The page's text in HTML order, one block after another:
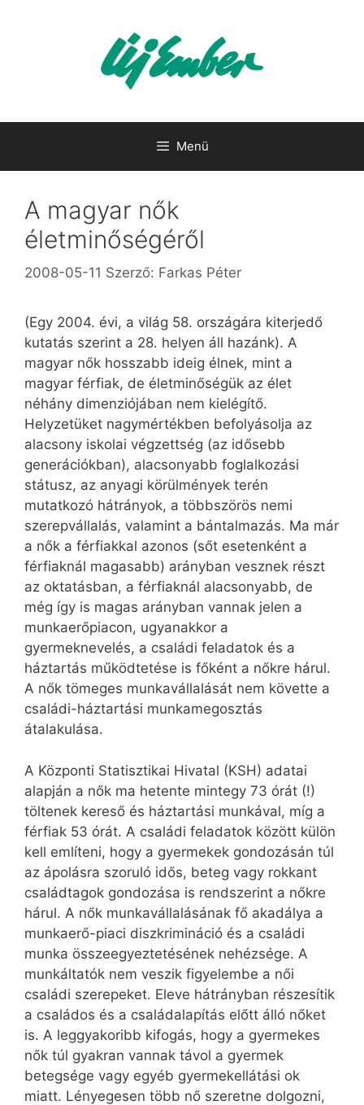
Menü
A magyar nők
életminőségéről
2008-05-11 Szerző: Farkas Péter
(Egy 2004. évi, a világ 58. országára kiterjedő
kutatás szerint a 28. helyen áll hazánk). A
magyar nők hosszabb ideig élnek, mint a
magyar férfiak, de életminőségük az élet
néhány dimenziójában nem kielégítő.
Helyzetüket nagymértékben befolyásolja az
alacsony iskolai végzettség (az idősebb
generációkban), alacsonyabb foglalkozási
státusz, az anyagi körülmények terén
mutatkozó hátrányok, a többszörös nemi
szerepvállalás, valamint a bántalmazás. Ma már
a nők a férfiakkal azonos (sőt esetenként a
férfiaknál magasabb) arányban vesznek részt
az oktatásban, a férfiaknál alacsonyabb, de
még így is magas arányban vannak jelen a
munkaerőpiacon, ugyanakkor a
gyermeknevelés, a családi feladatok és a
háztartás működtetése is főként a nőkre hárul.
A nők tömeges munkavállalását nem követte a
családi-háztartási munkamegosztás
átalakulása.
A Központi Statisztikai Hivatal (KSH) adatai
alapján a nők ma hetente mintegy 73 órát (!)
töltenek kereső és háztartási munkával, míg a
férfiak 53 órát. A családi feladatok között külön
kell említeni, hogy a gyermekek gondozásán túl
az ápolásra szoruló idős, beteg vagy rokkant
családtagok gondozása is rendszerint a nőkre
hárul. A nők munkavállalásának fő akadálya a
munkaerő-piaci diszkrimináció és a családi
munka összeegyeztetésének nehézsége. A
munkáltatók nem veszik figyelembe a női
családi szerepeket. Eleve hátrányban részesítik
a családos és a családalapítás előtt álló nőket
is. A leggyakoribb kifogás, hogy a gyermekes
nők túl gyakran vannak távol a gyermek
betegsége vagy egyéb gyermekellátási ok
miatt. Lényegesen több nő szeretne dolgozni,